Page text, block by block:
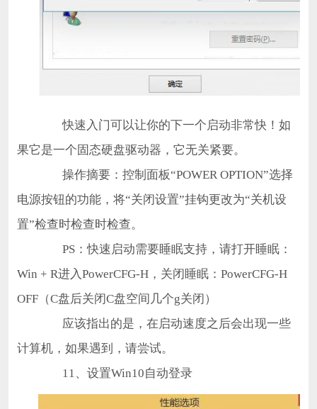
快速入门可以让你的下一个启动非常快！如
果它是一个固态硬盘驱动器，它无关紧要。
操作摘要：控制面板“POWER OPTION”选择
电源按钮的功能，将“关闭设置”挂钩更改为“关机设
置”检查时检查时检查。
PS：快速启动需要睡眠支持，请打开睡眠：
Win + R进入PowerCFG-H，关闭睡眠：PowerCFG-H
OFF（C盘后关闭C盘空间几个g关闭）
应该指出的是，在启动速度之后会出现一些
计算机，如果遇到，请尝试。
11、设置Win10自动登录